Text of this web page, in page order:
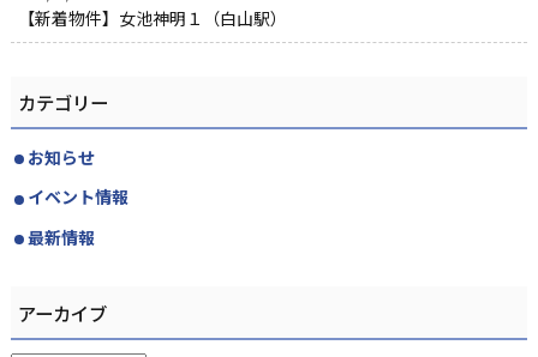
【新着物件】女池神明１（白山駅）
カテゴリー
お知らせ
イベント情報
最新情報
アーカイブ